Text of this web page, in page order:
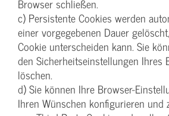
Browser schließen.
c) Persistente Cookies werden
einer vorgegebenen Dauer
Cookie unterscheiden kann. Sie
den Sicherheitseinstellungen Ihres
löschen.
d) Sie können Ihre Browser-
Ihren Wünschen konfigurieren und